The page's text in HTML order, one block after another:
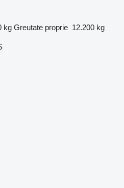
kg Greutate proprie 12.200 kg